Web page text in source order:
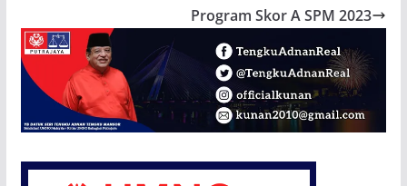
Program Skor A SPM 2023